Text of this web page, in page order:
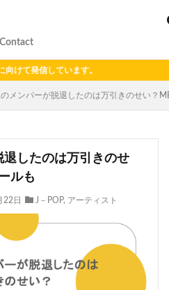
Contact
しています。
メンバーが脱退したのは万引きのせい？
したのは万引きのせ
ルも
22日 J－POP, アーティスト